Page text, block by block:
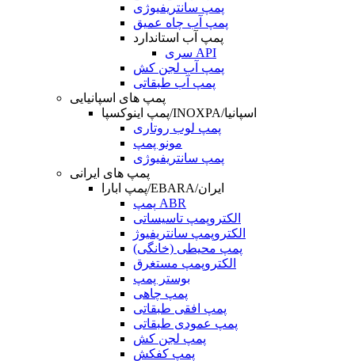
پمپ سانتریفیوژی
پمپ آب چاه عمیق
پمپ آب استاندارد
سری API
پمپ آب لجن کش
پمپ آب طبقاتی
پمپ های اسپانیایی
پمپ اینوکسپا/INOXPA/اسپانیا
پمپ لوب روتاری
مونو پمپ
پمپ سانتریفیوژی
پمپ های ایرانی
پمپ ابارا/EBARA/ایران
پمپ ABR
الکتروپمپ تاسیساتی
الکتروپمپ سانتریفیوژ
پمپ محیطی (خانگی)
الکتروپمپ مستغرق
بوستر پمپ
پمپ چاهی
پمپ افقی طبقاتی
پمپ عمودی طبقاتی
پمپ لجن کش
پمپ کفکش